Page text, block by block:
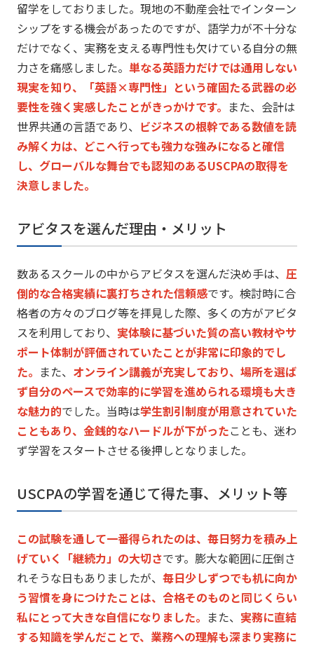
留学をしておりました。 現地の不動産会社でインターン
シップをする機会があったのですが、語学力が不十分な
だけでなく、 実務を支える専門性も欠けている自分の無
力さを痛感しました。 単なる英語力だけでは通用しない
現実を知り、「英語×専門性」 という確固たる武器の必
要性を強く実感したことがきっかけです。 また、会計は
世界共通の言語であり、 ビジネスの根幹である数値を読
み解く力は、 どこへ行っても強力な強みになると確信
し、 グローバルな舞台でも認知のあるUSCPAの取得を
決意しました。
アビタスを選んだ理由・メリット
数あるスクールの中からアビタスを選んだ決め手は、 圧
倒的な合格実績に裏打ちされた信頼感です。 検討時に合
格者の方々のブログ等を拝見した際、 多くの方がアビタ
スを利用しており、 実体験に基づいた質の高い教材やサ
ポート体制が評価されていたこ とが非常に印象的でし
た。 また、 オンライン講義が充実しており、 場所を選ば
ず自分のペースで効率的に学習を進められる環境も大き
な魅力的でした。当時は学生割引制度が用意されていた
こともあり、 金銭的なハードルが下がったことも、 迷わ
ず学習をスタートさせる後押しとなりました。
USCPAの学習を通じて得た事、メリット等
この試験を通して一番得られたのは、毎日努力を積み上
げていく「継続力」の大切さです。 膨大な範囲に圧倒さ
れそうな日もありましたが、 毎日少しずつでも机に向か
う習慣を身につけたことは、 合格そのものと同じくらい
私にとって大きな自信になりました。 また、 実務に直結
する知識を学んだことで、 業務への理解も深まり実務に